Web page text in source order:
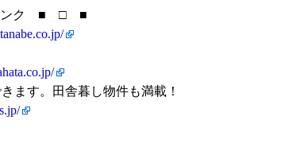
ンク ■ □ ■
ます。田舎暮し物件も満載！